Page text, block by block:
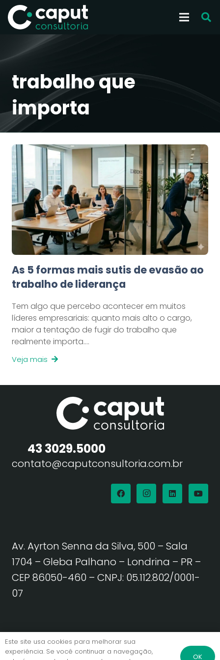
trabalho que
importa
As 5 formas mais sutis de evasão ao
trabalho de liderança
Tem algo que percebo acontecer em muitos
líderes empresariais: quanto mais alto o cargo,
maior a tentação de fugir do trabalho que
realmente importa.…
Veja mais
43 3029.5000
contato@caputconsultoria.com.br
Av. Ayrton Senna da Silva, 500 – Sala
1704 – Gleba Palhano – Londrina – PR –
CEP 86050-460 – CNPJ: 05.112.802/0001-
07
Política de Privacidade | Termos de Uso
Este site usa cookies para melhorar sua
experiência. Se você continuar a navegação,
OK